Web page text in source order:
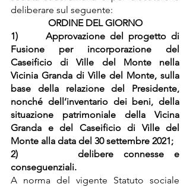
deliberare sul seguente:
ORDINE DEL GIORNO
1)      Approvazione del progetto di
Fusione per incorporazione del
Caseificio di Ville del Monte nella
Vicinia Granda di Ville del Monte, sulla
base della relazione del Presidente,
nonché dell’inventario dei beni, della
situazione patrimoniale della Vicina
Granda e del Caseificio di Ville del
Monte alla data del 30 settembre 2021;
2)      delibere connesse e
conseguenziali.
A norma del vigente Statuto sociale